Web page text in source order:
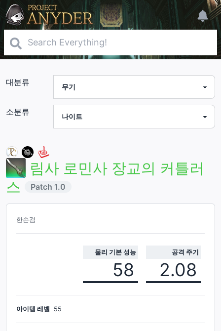
대분류
소분류
림사 로민사 장교의 커틀러
스
Patch 1.0
한손검
물리 기본 성능
58
공격 주기
2.08
아이템 레벨 55